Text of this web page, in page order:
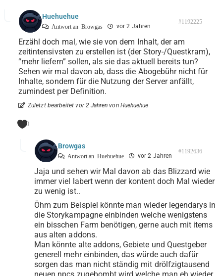
Huehuehue
Antwort an Browgas vor 2 Jahren
#1192225
Erzähl doch mal, wie sie von dem Inhalt, der am
zeitintensivsten zu erstellen ist (der Story-/Questkram),
“mehr liefern” sollen, als sie das aktuell bereits tun?
Sehen wir mal davon ab, dass die Abogebühr nicht für
Inhalte, sondern für die Nutzung der Server anfällt,
zumindest per Definition.
Zuletzt bearbeitet vor 2 Jahren von Huehuehue
0
Browgas
Antwort an Huehuehue vor 2 Jahren
#1192636
Jaja und sehen wir Mal davon ab das Blizzard wie
immer viel labert wenn der kontent doch Mal wieder
zu wenig ist..
Öhm zum Beispiel könnte man wieder legendarys in
die Storykampagne einbinden welche wenigstens
ein bisschen Farm benötigen, gerne auch mit items
aus alten addons.
Man könnte alte addons, Gebiete und Questgeber
generell mehr einbinden, das würde auch dafür
sorgen das man nicht ständig mit drölfzigtausend